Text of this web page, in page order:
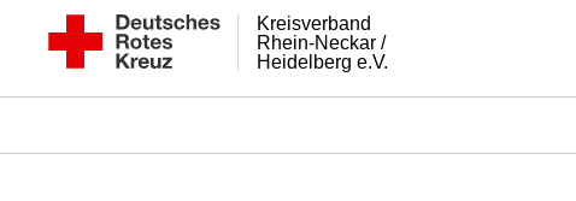
Heidelberg e.V.
Rhein-Neckar /
Kreisverband